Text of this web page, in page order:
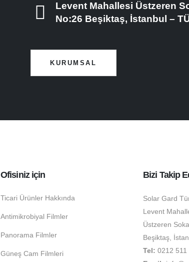
Levent Mahallesi Üstzeren
No:26 Beşiktaş, İstanbul –
KURUMSAL
Ofisiniz için
Ticari Ürünler Hakkında
Antimikrobiyal Filmler
Panorama Filmler
Güneş Cam Filmleri
Bizi Takip
Solar Gard
Levent
Üstzeren
Beşiktaş,
Tel: 0212 511